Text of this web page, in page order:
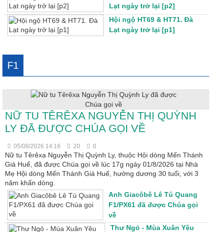
Lạt ngày trở lại [p2]
Hội ngộ HT69 & HT71. Đà
Lạt ngày trở lại [p1]
F1
NỮ TU TÊRÊXA NGUYỄN THỊ QUỲNH
LY ĐÃ ĐƯỢC CHÚA GỌI VỀ
05/08/2026 14:16 20 0
Nữ tu Têrêxa Nguyễn Thị Quỳnh Ly, thuộc Hội dòng Mến Thánh
Giá Huế, đã được Chúa gọi về lúc 17g ngày 01/8/2026 tại Nhà
Mẹ Hội dòng Mến Thánh Giá Huế, hưởng dương 30 tuổi, với 3
năm khấn dòng.
Anh Giacôbê Lê Tú Quang
F1/PX61 đã được Chúa gọi
về
Thư Ngỏ - Mùa Xuân Yêu